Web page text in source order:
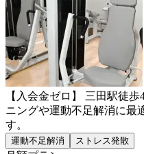
【入会金ゼロ】 三田駅徒
ニングや運動不足解消に最
す。
運動不足解消 ストレス発散